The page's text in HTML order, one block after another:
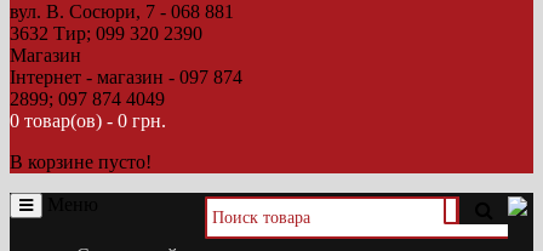
вул. В. Сосюри, 7 - 068 881
3632 Тир; 099 320 2390
Магазин
Інтернет - магазин - 097 874
2899; 097 874 4049
0 товар(ов) - 0 грн.
В корзине пусто!